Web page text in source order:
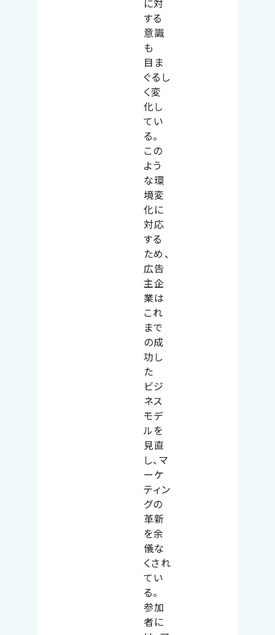
に対
する
意識
も
目ま
ぐるし
く変
化し
てい
る。
この
よう
な環
境変
化に
対応
する
ため、
広告
主企
業は
これ
まで
の成
功し
た
ビジ
ネス
モデ
ルを
見直
し、マ
ーケ
ティン
グの
革新
を余
儀な
くされ
てい
る。
参加
者に